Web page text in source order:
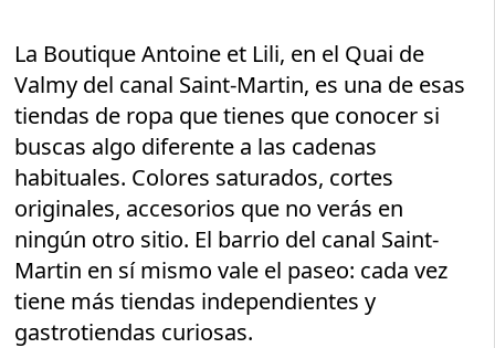
La Boutique Antoine et Lili, en el Quai de
Valmy del canal Saint-Martin, es una de esas
tiendas de ropa que tienes que conocer si
buscas algo diferente a las cadenas
habituales. Colores saturados, cortes
originales, accesorios que no verás en
ningún otro sitio. El barrio del canal Saint-
Martin en sí mismo vale el paseo: cada vez
tiene más tiendas independientes y
gastrotiendas curiosas.